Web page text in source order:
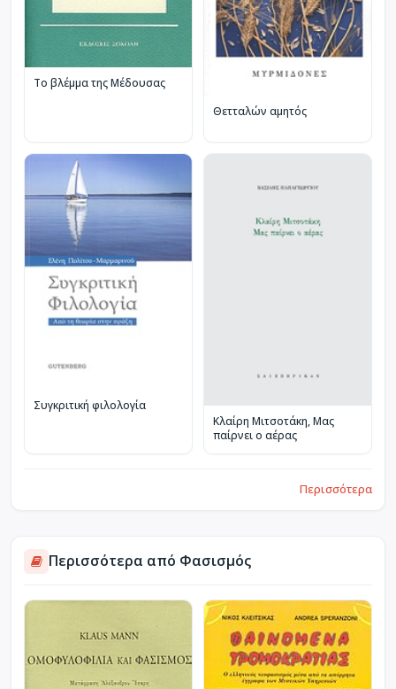
Το βλέμμα της Μέδουσας
Θετταλών αμητός
Συγκριτική φιλολογία
Κλαίρη Μιτσοτάκη, Μας
παίρνει ο αέρας
Περισσότερα
Περισσότερα από Φασισμός